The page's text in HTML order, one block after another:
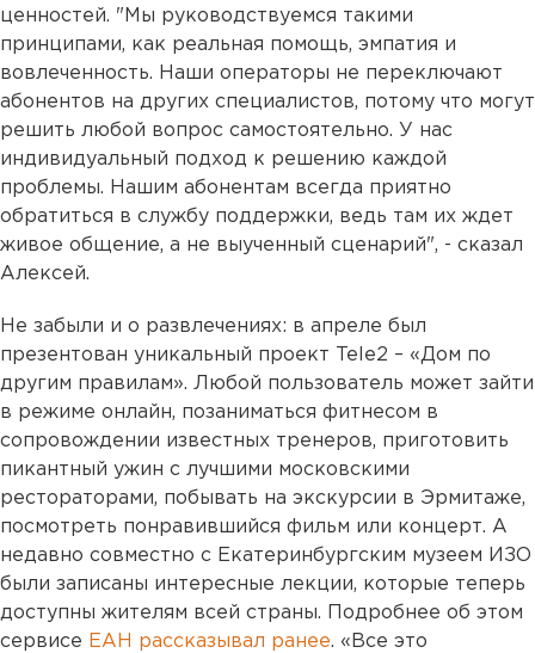
ценностей. "Мы руководствуемся такими
принципами, как реальная помощь, эмпатия и
вовлеченность. Наши операторы не переключают
абонентов на других специалистов, потому что могут
решить любой вопрос самостоятельно. У нас
индивидуальный подход к решению каждой
проблемы. Нашим абонентам всегда приятно
обратиться в службу поддержки, ведь там их ждет
живое общение, а не выученный сценарий", - сказал
Алексей.
Не забыли и о развлечениях: в апреле был
презентован уникальный проект Tele2 – «Дом по
другим правилам». Любой пользователь может зайти
в режиме онлайн, позаниматься фитнесом в
сопровождении известных тренеров, приготовить
пикантный ужин с лучшими московскими
рестораторами, побывать на экскурсии в Эрмитаже,
посмотреть понравившийся фильм или концерт. А
недавно совместно с Eкатеринбургским музеем ИЗО
были записаны интересные лекции, которые теперь
доступны жителям всей страны. Подробнее об этом
сервисе ЕАН рассказывал ранее. «Все это